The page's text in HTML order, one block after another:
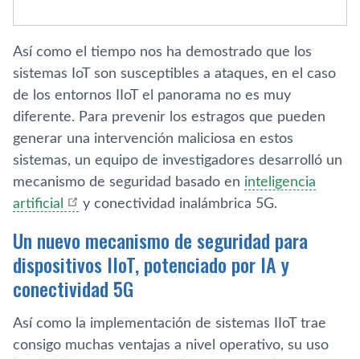
Así como el tiempo nos ha demostrado que los
sistemas IoT son susceptibles a ataques, en el caso
de los entornos IIoT el panorama no es muy
diferente. Para prevenir los estragos que pueden
generar una intervención maliciosa en estos
sistemas, un equipo de investigadores desarrolló un
mecanismo de seguridad basado en inteligencia
artificial
y conectividad inalámbrica 5G.
Un nuevo mecanismo de seguridad para
dispositivos IIoT, potenciado por IA y
conectividad 5G
Así como la implementación de sistemas IIoT trae
consigo muchas ventajas a nivel operativo, su uso